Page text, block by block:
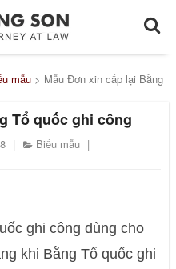
mẫu > Mẫu Đơn xin cấp lại Bằng
Tổ quốc ghi công
| Biểu mẫu |
ghi công dùng cho
khi Bằng Tổ quốc ghi